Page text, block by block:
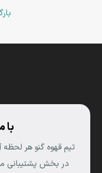
با
تیم قهوه گنو هر
در بخش پشتیبانی